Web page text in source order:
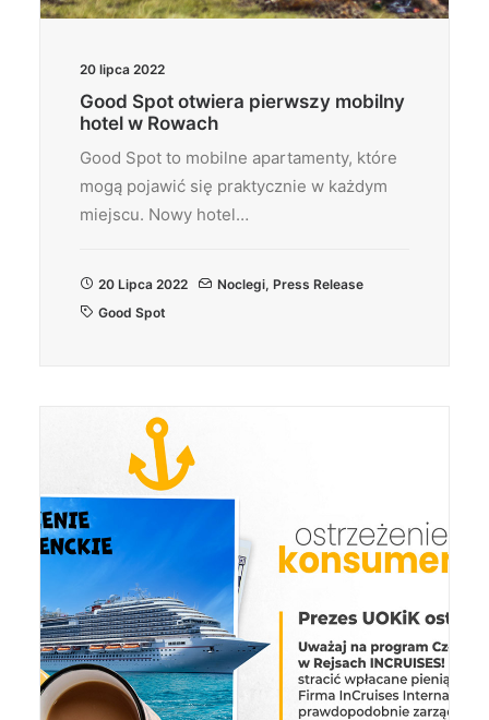
20 lipca 2022
Good Spot otwiera pierwszy mobilny
hotel w Rowach
Good Spot to mobilne apartamenty, które
mogą pojawić się praktycznie w każdym
miejscu. Nowy hotel…
20 Lipca 2022 Noclegi, Press Release
Good Spot